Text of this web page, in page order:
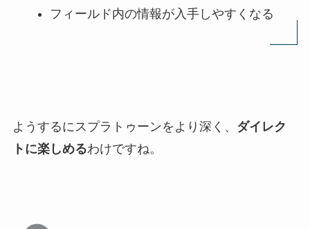
フィールド内の情報が入手しやすくなる
ようするにスプラトゥーンをより深く、 ダイレク
トに楽しめるわけですね。